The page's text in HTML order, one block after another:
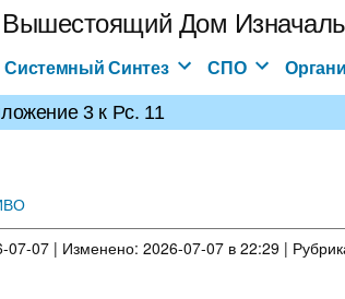
Вышестоящий Дом
Системный Синтез СПО
3 к Рс. 11
07-07 | Изменено: 2026-07-07 в 22:29 |